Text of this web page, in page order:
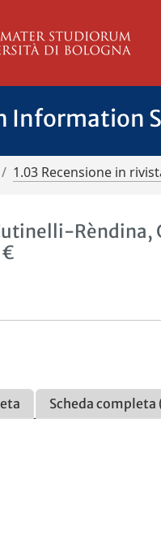
Information
1.03 Recensione in
Scheda completa